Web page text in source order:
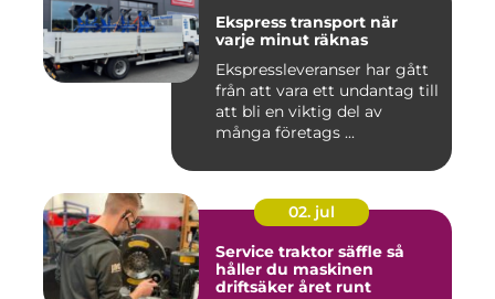
Ekspress transport när
varje minut räknas
Ekspressleveranser har gått
från att vara ett undantag till
att bli en viktig del av
många företags ...
02. jul
Service traktor säffle så
håller du maskinen
driftsäker året runt